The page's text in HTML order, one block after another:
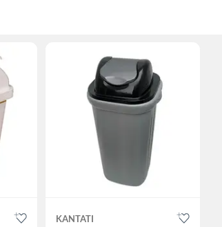
KANTATI